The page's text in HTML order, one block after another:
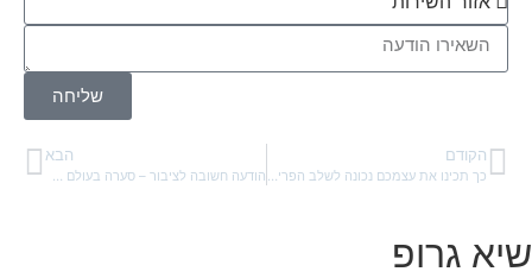
שליחה
הקודם
כך תכינו את עצמכם נכונה לשלב הפרישה
הבא
הודעה חשובה לציבור – סערה בעולם הסיעוד
שיא גרופ